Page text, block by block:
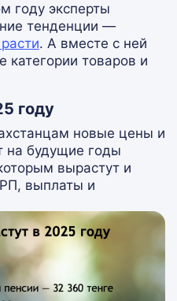
году эксперты
тенденции —
. А вместе с ней
товаров и
году
новые цены и
на будущие годы
вырастут и
выплаты и